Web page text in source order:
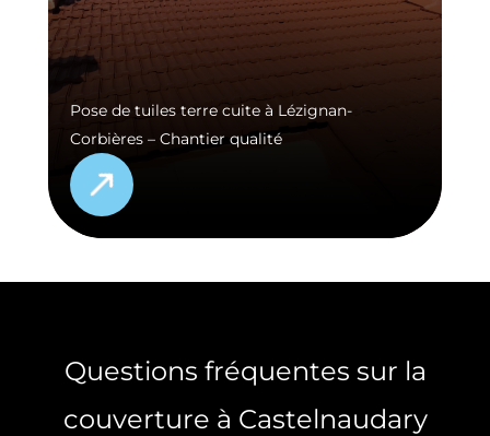
Pose de tuiles terre cuite à Lézignan-
Corbières – Chantier qualité
Questions fréquentes sur la
couverture à Castelnaudary